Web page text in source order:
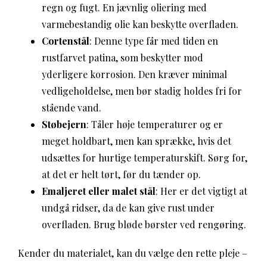
regn og fugt. En jævnlig oliering med
varmebestandig olie kan beskytte overfladen.
Cortenstål: Denne type får med tiden en
rustfarvet patina, som beskytter mod
yderligere korrosion. Den kræver minimal
vedligeholdelse, men bør stadig holdes fri for
stående vand.
Støbejern: Tåler høje temperaturer og er
meget holdbart, men kan sprække, hvis det
udsættes for hurtige temperaturskift. Sørg for,
at det er helt tørt, før du tænder op.
Emaljeret eller malet stål: Her er det vigtigt at
undgå ridser, da de kan give rust under
overfladen. Brug bløde børster ved rengøring.
Kender du materialet, kan du vælge den rette pleje –